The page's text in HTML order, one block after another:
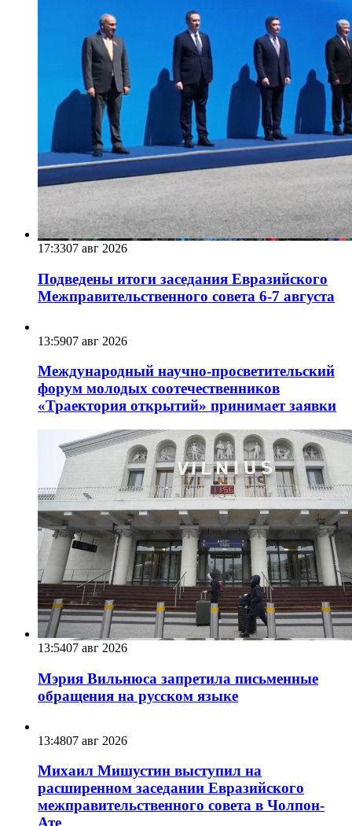
17:3307 авг 2026
Подведены итоги заседания Евразийского
Межправительственного совета 6-7 августа
13:5907 авг 2026
Международный научно-просветительский
форум молодых соотечественников
«Траектория открытий» принимает заявки
13:5407 авг 2026
Мэрия Вильнюса запретила письменные
обращения на русском языке
13:4807 авг 2026
Михаил Мишустин выступил на
расширенном заседании Евразийского
межправительственного совета в Чолпон-